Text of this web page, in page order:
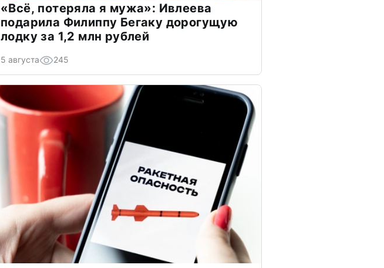
«Всё, потеряла я мужа»: Ивлеева
подарила Филиппу Бегаку дорогущую
лодку за 1,2 млн рублей
5 августа 245